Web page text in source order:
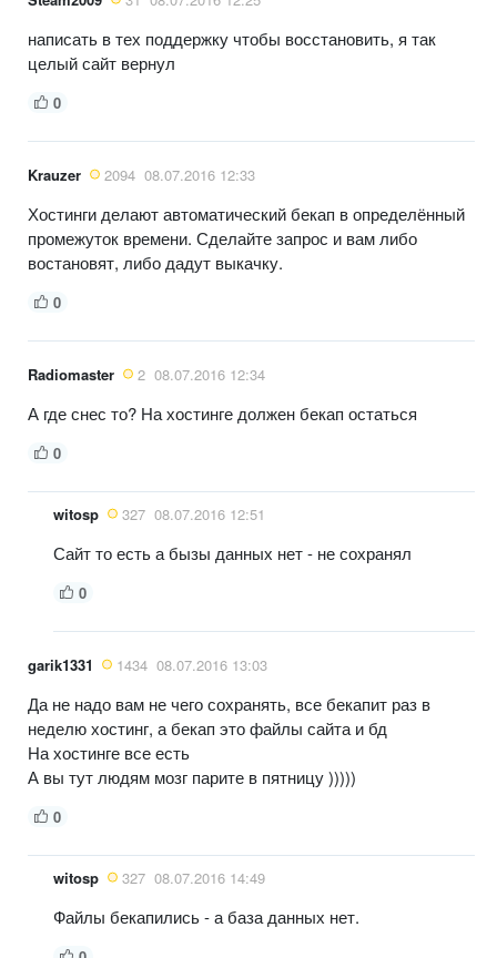
написать в тех поддержку чтобы восстановить, я так
целый сайт вернул
0
Krauzer 2094 08.07.2016 12:33
Хостинги делают автоматический бекап в определённый
промежуток времени. Сделайте запрос и вам либо
востановят, либо дадут выкачку.
0
Radiomaster 2 08.07.2016 12:34
А где снес то? На хостинге должен бекап остаться
0
witosp 327 08.07.2016 12:51
Сайт то есть а бызы данных нет - не сохранял
0
garik1331 1434 08.07.2016 13:03
Да не надо вам не чего сохранять, все бекапит раз в
неделю хостинг, а бекап это файлы сайта и бд
На хостинге все есть
А вы тут людям мозг парите в пятницу )))))
0
witosp 327 08.07.2016 14:49
Файлы бекапились - а база данных нет.